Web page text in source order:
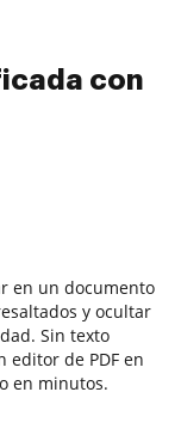
con
en un documento
y ocultar
Sin texto
editor de PDF en
en minutos.